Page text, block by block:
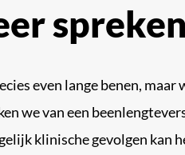
even lange benen,
we van een
klinische gevolgen kan